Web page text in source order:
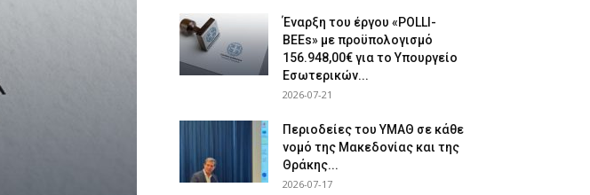
Έναρξη του έργου «POLLI-
BEEs» με προϋπολογισμό
156.948,00€ για το Υπουργείο
Εσωτερικών...
2026-07-21
Περιοδείες του ΥΜΑΘ σε κάθε
νομό της Μακεδονίας και της
Θράκης...
2026-07-17